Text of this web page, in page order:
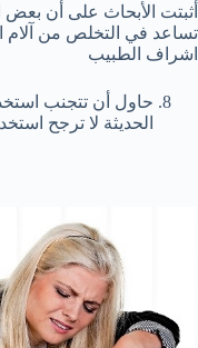
أثبتت الأبحاث على أن بعض
تساعد في التخلص من
اشراف الطبيب
حاول أن تتجنب
الحديثة لا ترجح